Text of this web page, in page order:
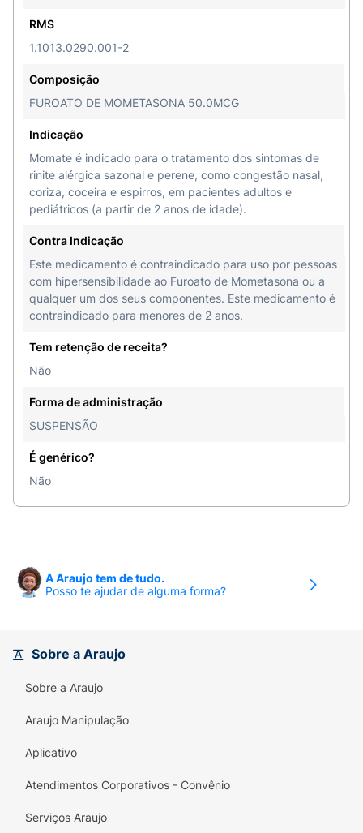
RMS
1.1013.0290.001-2
Composição
FUROATO DE MOMETASONA 50.0MCG
Indicação
Momate é indicado para o tratamento dos sintomas de
rinite alérgica sazonal e perene, como congestão nasal,
coriza, coceira e espirros, em pacientes adultos e
pediátricos (a partir de 2 anos de idade).
Contra Indicação
Este medicamento é contraindicado para uso por pessoas
com hipersensibilidade ao Furoato de Mometasona ou a
qualquer um dos seus componentes. Este medicamento é
contraindicado para menores de 2 anos.
Tem retenção de receita?
Não
Forma de administração
SUSPENSÃO
É genérico?
Não
A Araujo tem de tudo.
Posso te ajudar de alguma forma?
Sobre a Araujo
Sobre a Araujo
Araujo Manipulação
Aplicativo
Atendimentos Corporativos - Convênio
Serviços Araujo